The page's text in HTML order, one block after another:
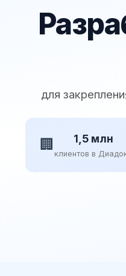
для
🏢 1,5 млн
клиентов в